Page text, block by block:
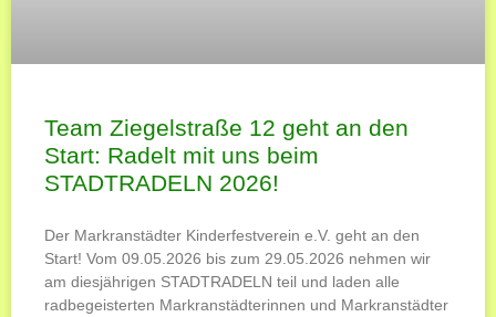
Team Ziegelstraße 12 geht an den
Start: Radelt mit uns beim
STADTRADELN 2026!
Der Markranstädter Kinderfestverein e.V. geht an den
Start! Vom 09.05.2026 bis zum 29.05.2026 nehmen wir
am diesjährigen STADTRADELN teil und laden alle
radbegeisterten Markranstädterinnen und Markranstädter